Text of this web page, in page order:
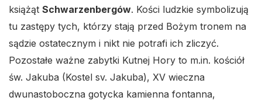
książąt Schwarzenbergów. Kości ludzkie symbolizują
tu zastępy tych, którzy stają przed Bożym tronem na
sądzie ostatecznym i nikt nie potrafi ich zliczyć.
Pozostałe ważne zabytki Kutnej Hory to m.in. kościół
św. Jakuba (Kostel sv. Jakuba), XV wieczna
dwunastoboczna gotycka kamienna fontanna,